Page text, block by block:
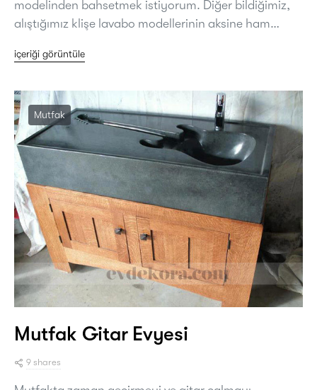
modelinden bahsetmek istiyorum. Diğer bildiğimiz,
alıştığımız klişe lavabo modellerinin aksine ham…
içeriği görüntüle
Mutfak
Mutfak Gitar Evyesi
9 shares